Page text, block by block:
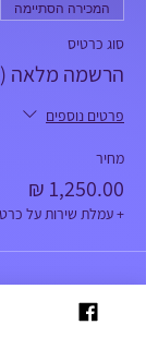
המכירה הסתיימה
סוג כרטיס
הרשמה מלאה
פרטים נוספים
מחיר
+ עמלת שירות על כרטיסים